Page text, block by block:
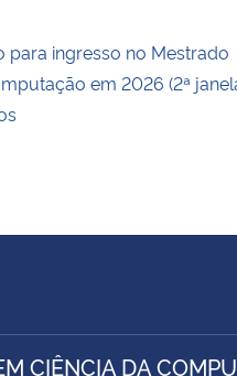
para ingresso no Mestrado
em 2026 (2ª
CIÊNCIA DA